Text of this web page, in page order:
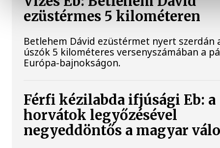
ezüstérmes 5 kilométeren
Betlehem Dávid ezüstérmet nyert szerdán
úszók 5 kilométeres versenyszámában a
Európa-bajnokságon.
Férfi kézilabda ifjúsági Eb: a
horvátok legyőzésével
negyeddöntős a magyar